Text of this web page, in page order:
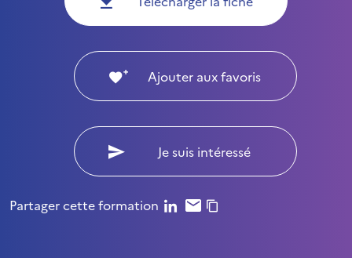
Ajouter aux favoris
Je suis intéressé
Partager cette formation